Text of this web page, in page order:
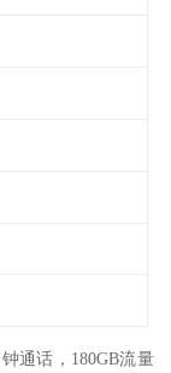
通话，180GB流量